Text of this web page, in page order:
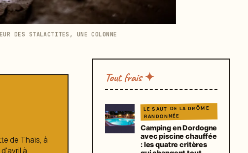
DES STALACTITES, UNE COLONNE
de Thaïs, à
à
Tout frais ✦
LE SAUT DE LA DRÔME
RANDONNÉE
Camping en Dordogne
avec piscine chauffée
: les quatre critères